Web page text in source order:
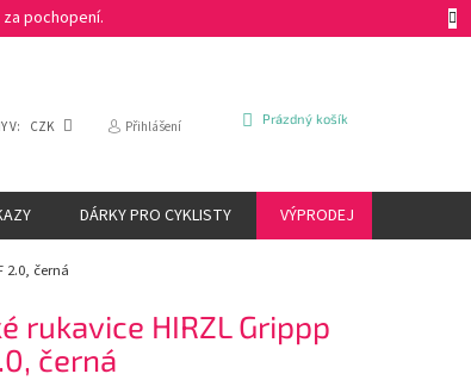
pochopení.
V: CZK Přihlášení
NÁKUPNÍ
Prázdný košík
DÁRKY PRO CYKLISTY VÝPRODEJ
2.0, černá
rukavice HIRZL Grippp
černá